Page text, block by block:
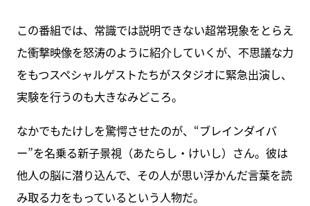
この番組では、常識では説明できない超常現象をとらえ
た衝撃映像を怒涛のように紹介していくが、不思議な力
をもつスペシャルゲストたちがスタジオに緊急出演し、
実験を行うのも大きなみどころ。
なかでもたけしを驚愕させたのが、“ブレインダイバ
ー”を名乗る新子景視（あたらし・けいし）さん。彼は
他人の脳に潜り込んで、その人が思い浮かんだ言葉を読
み取る力をもっているという人物だ。